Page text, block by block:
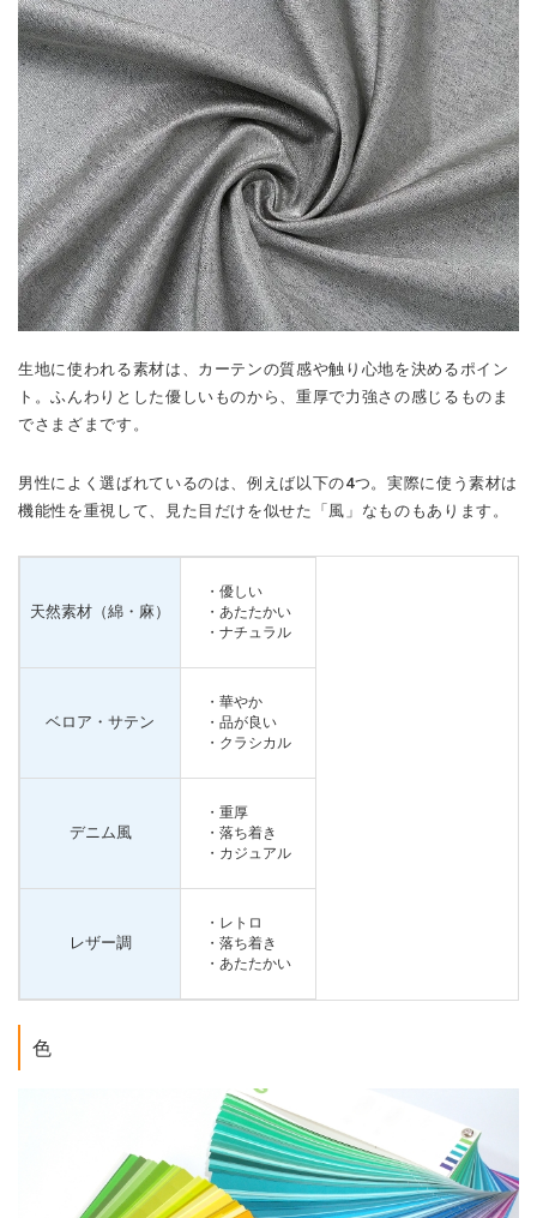
生地に使われる素材は、カーテンの質感や触り心地を決めるポイン
ト。ふんわりとした優しいものから、重厚で力強さの感じるものま
でさまざまです。
男性によく選ばれているのは、例えば以下の4つ。実際に使う素材は
機能性を重視して、見た目だけを似せた「風」なものもあります。
天然素材（綿・麻）
・優しい
・あたたかい
・ナチュラル
ベロア・サテン
・華やか
・品が良い
・クラシカル
デニム風
・重厚
・落ち着き
・カジュアル
レザー調
・レトロ
・落ち着き
・あたたかい
色